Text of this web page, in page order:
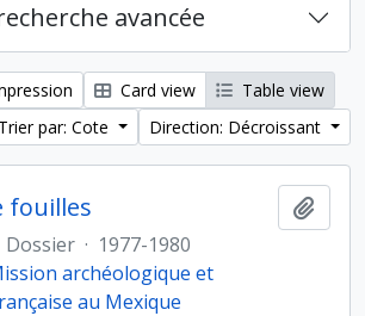
avancée
Card view
Table view
Trier par: Cote
Direction: Décroissant
fouilles
Dossier · 1977-1980
archéologique et
au Mexique